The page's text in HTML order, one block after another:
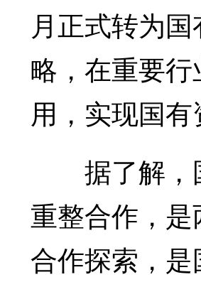
月正式转为
略，在重要
用，实现国
据了解，
重整合作，
合作探索，